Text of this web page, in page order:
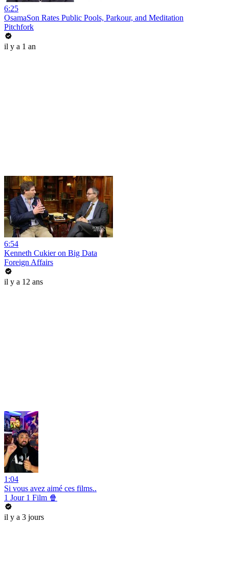
6:25
OsamaSon Rates Public Pools, Parkour, and Meditation
Pitchfork
il y a 1 an
6:54
Kenneth Cukier on Big Data
Foreign Affairs
il y a 12 ans
1:04
Si vous avez aimé ces films..
1 Jour 1 Film 🍿
il y a 3 jours